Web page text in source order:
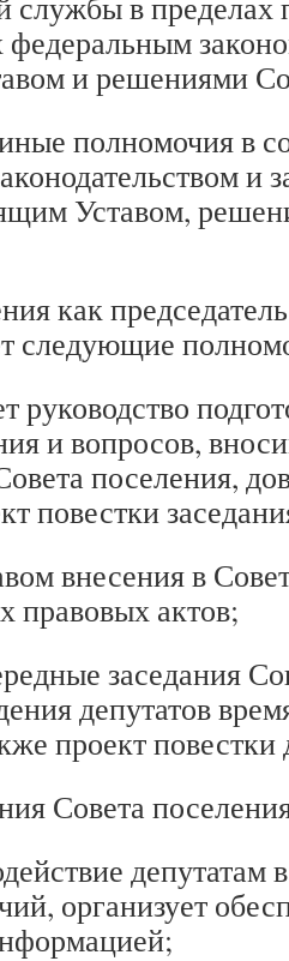
и решениями
полномочия в
и
Уставом,
как
следующие
руководство
и вопросов,
поселения,
повестки
внесения в
правовых актов;
заседания
депутатов
проект повестки
Совета
организует